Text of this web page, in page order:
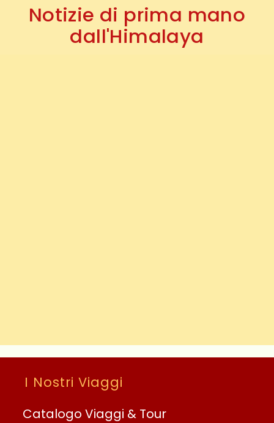
Notizie di prima mano
dall'Himalaya
I Nostri Viaggi
Catalogo Viaggi & Tour